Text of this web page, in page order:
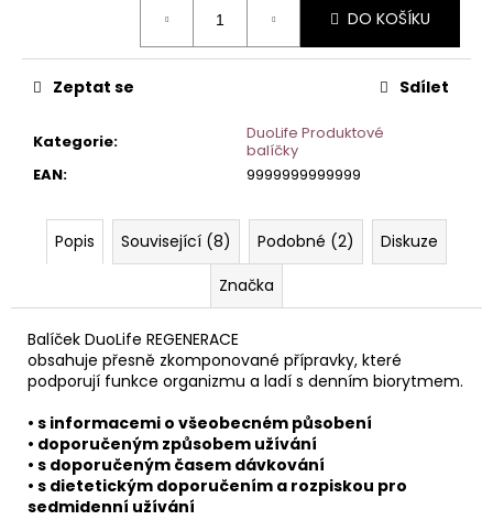
DO KOŠÍKU
Kategorie:
DuoLife Produktové
balíčky
EAN: 9999999999999
Zeptat se Sdílet
Popis Související (8) Podobné (2)
Diskuze
Značka
Balíček DuoLife REGENERACE
obsahuje přesně zkomponované přípravky, které
podporují funkce organizmu a ladí s denním biorytmem.
• s informacemi o všeobecném působení
• doporučeným způsobem užívání
• s doporučeným časem dávkování
• s dietetickým doporučením a rozpiskou pro
sedmidenní užívání
DUOLIFE
821
Kč